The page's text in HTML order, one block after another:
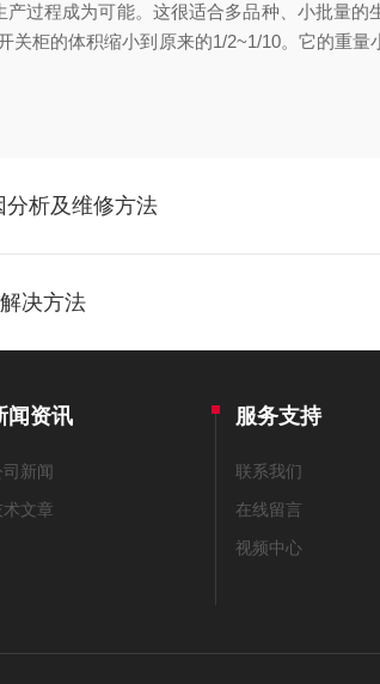
过程成为可能。这很适合多品种、小批量
柜的体积缩小到原来的1/2~1/10。它的重
析及维修方法
决方法
闻资讯
司新闻
术文章
服务支持
联系我们
在线留言
视频中心